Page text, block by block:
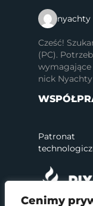
Cenimy
nyachty
Cześć!
(PC).
nick Nyachty
Patronat